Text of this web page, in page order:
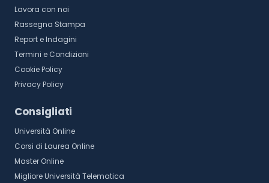
Lavora con noi
Rassegna Stampa
Report e Indagini
Termini e Condizioni
Cookie Policy
Privacy Policy
Consigliati
Università Online
Corsi di Laurea Online
Master Online
Migliore Università Telematica